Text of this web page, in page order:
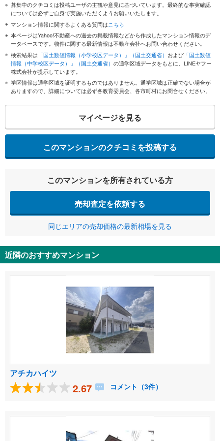
募集中のクチコミは投稿ユーザの主観や意見に基づいています。最終的な事実確認
については必ずご自身で実施いただくようお願いいたします。
マンション情報に関するよくある質問はこちら
本ページはYahoo!不動産への過去の掲載情報などから作成したマンション情報のデ
ータベースです。物件に関する最新情報は不動産会社へお問い合わせください。
検索結果は 「国土数値情報（小学校区データ）」（国土交通省） および 「国土数値
情報（中学校区データ）」（国土交通省） の通学区域データをもとに、LINEヤフー
株式会社が提示しています。
学区情報は通学区域を証明するものではありません。通学区域は正確でない場合が
ありますので、詳細については必ず各教育委員会、各市町村にお問合せください。
マイページを見る
このマンションのクチコミを投稿する
このマンションを所有されている方
売却査定を依頼する
同じエリアの売却価格の最新相場を見る
近隣のおすすめマンション
アチカハイツ
2.67 コメント（3件）